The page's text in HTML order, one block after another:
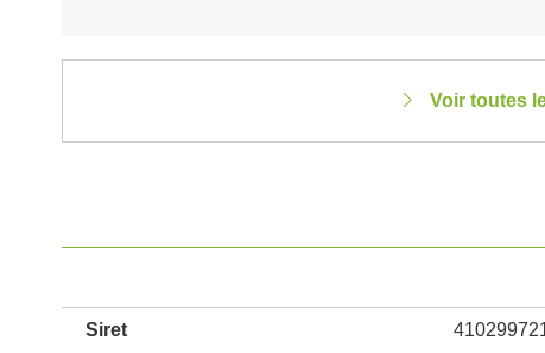
Voir toutes
Siret